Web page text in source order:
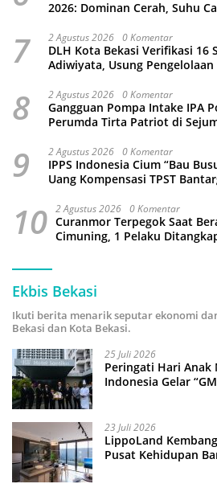
2026: Dominan Cerah, Suhu
7 2 Agustus 2026 0 Komentar
DLH Kota Bekasi Verifikasi 16
Adiwiyata, Usung
8 2 Agustus 2026 0 Komentar
Gangguan Pompa Intake IPA
Perumda Tirta Patriot di
9 2 Agustus 2026 0 Komentar
IPPS Indonesia Cium “Bau
Uang Kompensasi TPST
10 2 Agustus 2026 0 Komentar
Curanmor Terpegok Saat
Cimuning, 1 Pelaku
Ekbis Bekasi
Ikuti berita menarik seputar ekonomi
Bekasi dan Kota Bekasi.
25 Juli 2026
Peringati Hari Anak
Indonesia Gelar
23 Juli 2026
LippoLand
Pusat Kehidupan